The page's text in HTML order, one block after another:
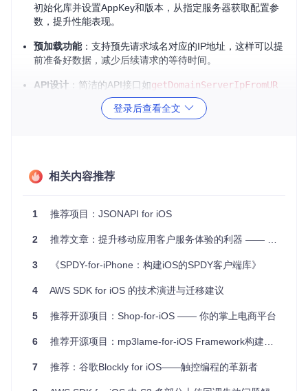
初始化库并设置AppKey和版本，从指定服务器获取配置参
数，提升性能表现。
预加载功能：支持预先请求域名对应的IP地址，这样可以提
前准备好数据，减少后续请求的等待时间。
API设计 ：简洁的API接口如getDomainServerIpFromUR
，方便地获取转换后的URL和需设置的Host值，适配各
种网络请求框架。
OS应用，特别是对于那些依赖大量网络资源且重视用户体验
的应用，如社交媒体应用、在线视频平台、新闻阅读应用等。
用的整体响应速度。
S解析的延迟，提高请求速度。
灵活配置 ：可根据自身需求设置AppKey和服务器URL，实
简单易集成。
安全控制 ：白名单策略保证只有授权的域名可以使用HTTP
登录后查看全文
相关内容推荐
1 推荐项目：JSONAPI for iOS
2 推荐文章：提升移动应用客户服务体验的利器 —— Zendesk Mobile SDK for iOS
3 《SPDY-for-iPhone：构建iOS的SPDY客户端库》
4 AWS SDK for iOS 的技术演进与迁移建议
5 推荐开源项目：Shop-for-iOS —— 你的掌上电商平台
6 推荐开源项目：mp3lame-for-iOS Framework构建脚本
7 推荐：谷歌Blockly for iOS——触控编程的革新者